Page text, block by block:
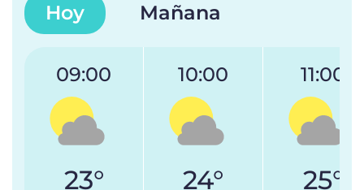
Hoy Mañana
09:00
23°
10:00
24°
11:00
25°